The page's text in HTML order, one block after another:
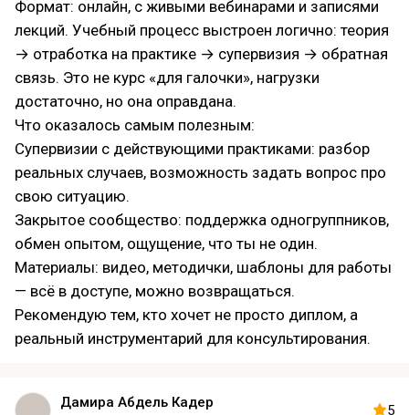
Формат: онлайн, с живыми вебинарами и записями
лекций. Учебный процесс выстроен логично: теория
→ отработка на практике → супервизия → обратная
связь. Это не курс «для галочки», нагрузки
достаточно, но она оправдана.
Что оказалось самым полезным:
Супервизии с действующими практиками: разбор
реальных случаев, возможность задать вопрос про
свою ситуацию.
Закрытое сообщество: поддержка одногруппников,
обмен опытом, ощущение, что ты не один.
Материалы: видео, методички, шаблоны для работы
— всё в доступе, можно возвращаться.
Рекомендую тем, кто хочет не просто диплом, а
реальный инструментарий для консультирования.
Дамира Абдель Кадер 5